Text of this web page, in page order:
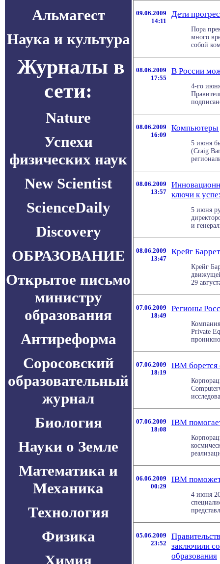
Альмагест
Наука и культура
Журналы в
сети:
Nature
Успехи
физических наук
New Scientist
ScienceDaily
Discovery
ОБРАЗОВАНИЕ
Открытое письмо
министру
образования
Антиреформа
Соросовский
образовательный
журнал
Биология
Науки о Земле
Математика и
Механика
Технология
Физика
Химия
09.06.2009
14:11
Дети
Пора
много
собой
08.06.2009
17:55
В России
4-го
08.06.2009
16:09
Компьютеры
5 июня
(Craig
08.06.2009
13:57
ключи к
5 июня
и
08.06.2009
13:47
Крейг
Крейг
29
07.06.2009
18:49
Регионы
Private
07.06.2009
18:19
IBM
07.06.2009
18:08
IBM
06.06.2009
00:29
IBM
4 июня
05.06.2009
23:52
заключили
образования